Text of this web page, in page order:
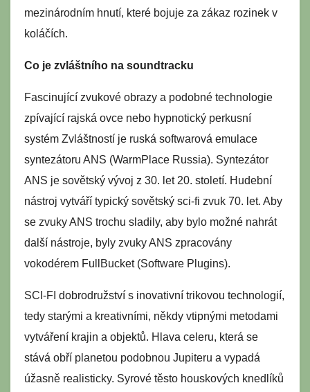
mezinárodním hnutí, které bojuje za zákaz rozinek v
koláčích.
Co je zvláštního na soundtracku
Fascinující zvukové obrazy a podobné technologie
zpívající rajská ovce nebo hypnotický perkusní
systém Zvláštností je ruská softwarová emulace
syntezátoru ANS (WarmPlace Russia). Syntezátor
ANS je sovětský vývoj z 30. let 20. století. Hudební
nástroj vytváří typický sovětský sci-fi zvuk 70. let. Aby
se zvuky ANS trochu sladily, aby bylo možné nahrát
další nástroje, byly zvuky ANS zpracovány
vokodérem FullBucket (Software Plugins).
SCI-FI dobrodružství s inovativní trikovou technologií,
tedy starými a kreativními, někdy vtipnými metodami
vytváření krajin a objektů. Hlava celeru, která se
stává obří planetou podobnou Jupiteru a vypadá
úžasně realisticky. Syrové těsto houskových knedlíků